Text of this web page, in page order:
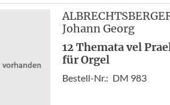
Johann Georg
12 Themata vel
für Orgel
Bestell-Nr.: DM 983